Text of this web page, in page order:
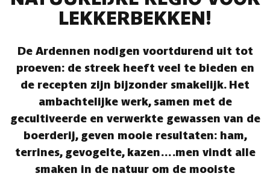
LEKKERBEKKEN!
De Ardennen nodigen voortdurend uit tot
proeven: de streek heeft veel te bieden en
de recepten zijn bijzonder smakelijk. Het
ambachtelijke werk, samen met de
gecultiveerde en verwerkte gewassen van de
boerderij, geven mooie resultaten: ham,
terrines, gevogelte, kazen….men vindt alle
smaken in de natuur om de mooiste